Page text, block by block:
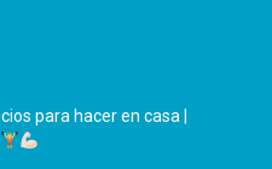
para hacer en casa |